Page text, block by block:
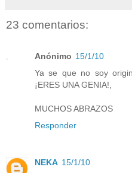
23 comentarios:
Anónimo 15/1/10
Ya se que no soy
¡ERES UNA GENIA!,
MUCHOS ABRAZOS
Responder
NEKA 15/1/10